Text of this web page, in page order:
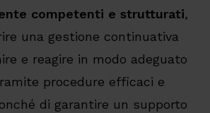
competenti e strutturati,
una gestione continuativa
e reagire in modo adeguato
procedure efficaci e
di garantire un supporto